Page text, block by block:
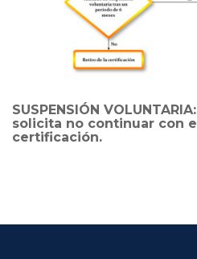
SUSPENSIÓN
olicita no continuar con
certificación.